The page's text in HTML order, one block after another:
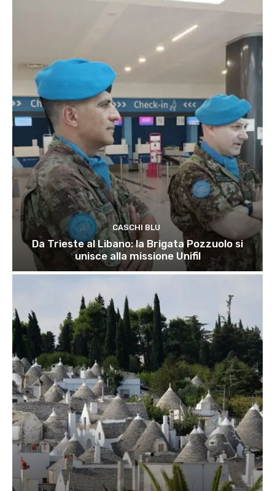
CASCHI BLU
Da Trieste al Libano: la Brigata Pozzuolo si
unisce alla missione Unifil